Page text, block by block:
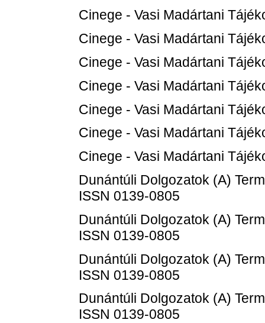
Cinege - Vasi Madártani
Cinege - Vasi Madártani
Cinege - Vasi Madártani
Cinege - Vasi Madártani
Cinege - Vasi Madártani
Cinege - Vasi Madártani
Cinege - Vasi Madártani
Dunántúli Dolgozatok (A)
ISSN 0139-0805
Dunántúli Dolgozatok (A)
ISSN 0139-0805
Dunántúli Dolgozatok (A)
ISSN 0139-0805
Dunántúli Dolgozatok (A)
ISSN 0139-0805